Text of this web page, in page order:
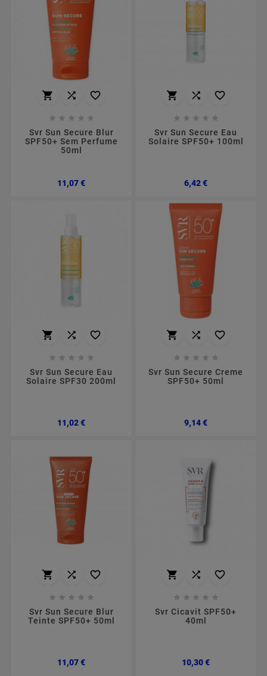
  
    
Svr Sun Secure Blur
SPF50+ Sem Perfume
50ml
11,07 €Preço
  
    
Svr Sun Secure Eau
Solaire SPF50+ 100ml
6,42 €Preço
  
    
Svr Sun Secure Eau
Solaire SPF30 200ml
11,02 €Preço
  
    
Svr Sun Secure Creme
SPF50+ 50ml
9,14 €Preço
  
    
Svr Sun Secure Blur
Teinte SPF50+ 50ml
11,07 €Preço
  
    
Svr Cicavit SPF50+
40ml
10,30 €Preço